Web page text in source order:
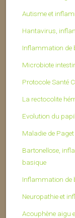
Autisme et
Hantavirus,
Inflammation de
Microbiote
Protocole Santé
La rectocolite
Evolution du
Maladie de
Bartonellose,
basique
Inflammation de
Neuropathie et
Acouphène aigu